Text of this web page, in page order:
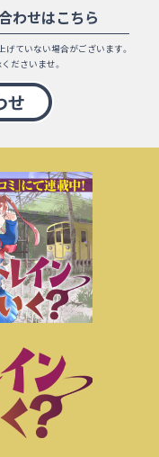
わせはこちら
げていない場合がございます。
ださいませ。